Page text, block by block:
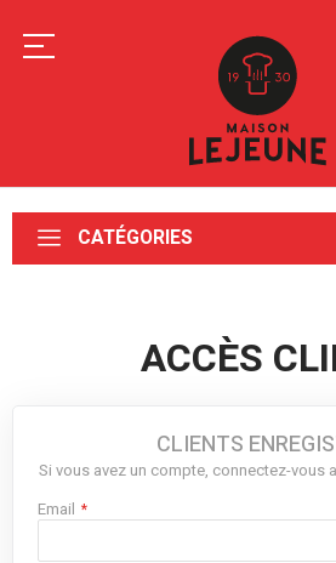
CATÉGORIES
ACCÈS
CLIENTS
Si vous avez un compte, connectez-vous
Email